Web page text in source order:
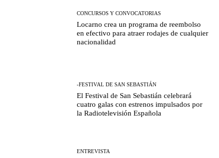
CONCURSOS Y CONVOCATORIAS
Locarno crea un programa de reembolso
en efectivo para atraer rodajes de cualquier
nacionalidad
-FESTIVAL DE SAN SEBASTIÁN
El Festival de San Sebastián celebrará
cuatro galas con estrenos impulsados por
la Radiotelevisión Española
ENTREVISTA